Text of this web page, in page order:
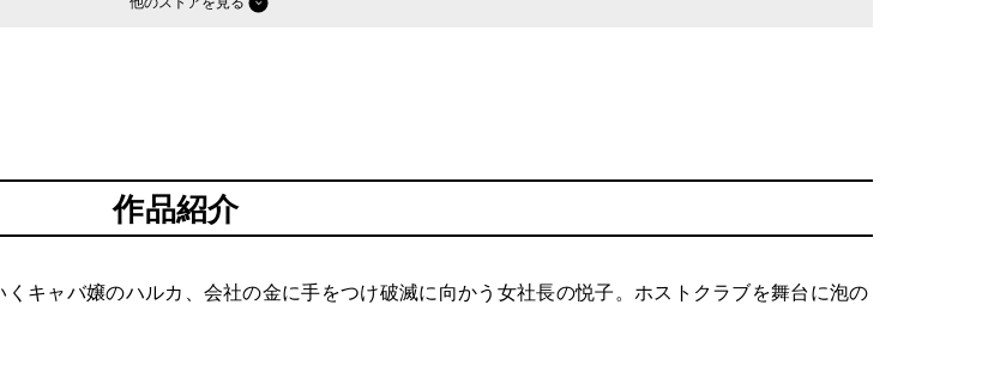
作品紹介
キャバ嬢のハルカ、会社の金に手をつけ破滅に向かう女社長の悦子。ホストクラブを舞台に泡の